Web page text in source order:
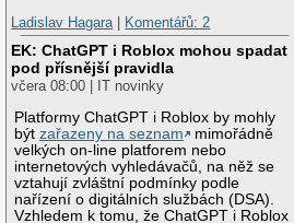
Ladislav Hagara
Komentářů: 2
EK: ChatGPT i Roblox mohou spadat
pod přísnější pravidla
včera 08:00 | IT novinky
Platformy ChatGPT i Roblox by mohly
býtzařazeny na seznam
mimořádně
velkých on-line platforem nebo
internetových vyhledávačů, na něž se
vztahují zvláštní podmínky podle
nařízení o digitálních službách (DSA).
Vzhledem k tomu, že ChatGPT i Roblox